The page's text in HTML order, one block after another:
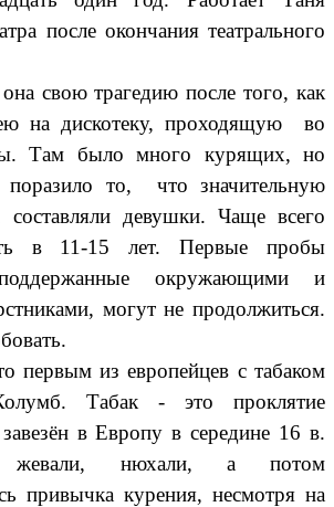
после окончания театрального
свою трагедию после того, как
на дискотеку, проходящую во
Там было много курящих, но
поразило то, что значительную
девушки. Чаще всего
в 11-15 лет. Первые пробы
окружающими и
могут не продолжиться.
из европейцев с табаком
Табак - это проклятие
в Европу в середине 16 в.
жевали, нюхали, а потом
привычка курения, несмотря на